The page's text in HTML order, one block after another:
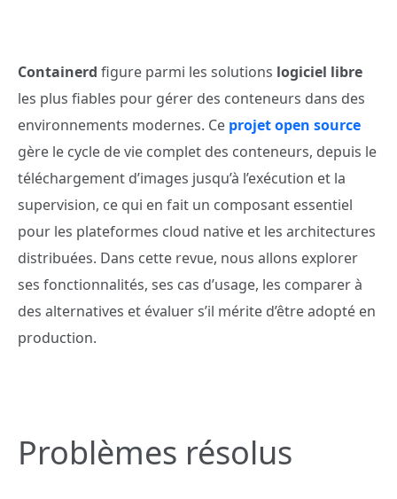
Containerd figure parmi les solutions logiciel libre
les plus fiables pour gérer des conteneurs dans des
environnements modernes. Ce projet open source
gère le cycle de vie complet des conteneurs, depuis le
téléchargement d’images jusqu’à l’exécution et la
supervision, ce qui en fait un composant essentiel
pour les plateformes cloud native et les architectures
distribuées. Dans cette revue, nous allons explorer
ses fonctionnalités, ses cas d’usage, les comparer à
des alternatives et évaluer s’il mérite d’être adopté en
production.
Problèmes résolus